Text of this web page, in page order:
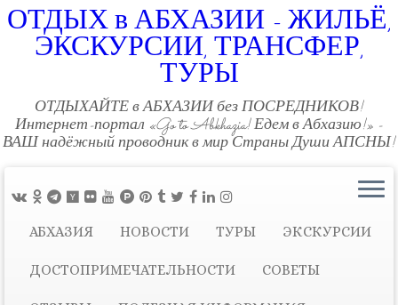
ОТДЫХ в АБХАЗИИ - ЖИЛЬЁ,
ЭКСКУРСИИ, ТРАНСФЕР,
ТУРЫ
ОТДЫХАЙТЕ в АБХАЗИИ без ПОСРЕДНИКОВ!
Интернет-портал «Go to Abkhazia! Едем в Абхазию!» -
ВАШ надёжный проводник в мир Страны Души АПСНЫ!
АБХАЗИЯ НОВОСТИ ТУРЫ ЭКСКУРСИИ
ДОСТОПРИМЕЧАТЕЛЬНОСТИ СОВЕТЫ